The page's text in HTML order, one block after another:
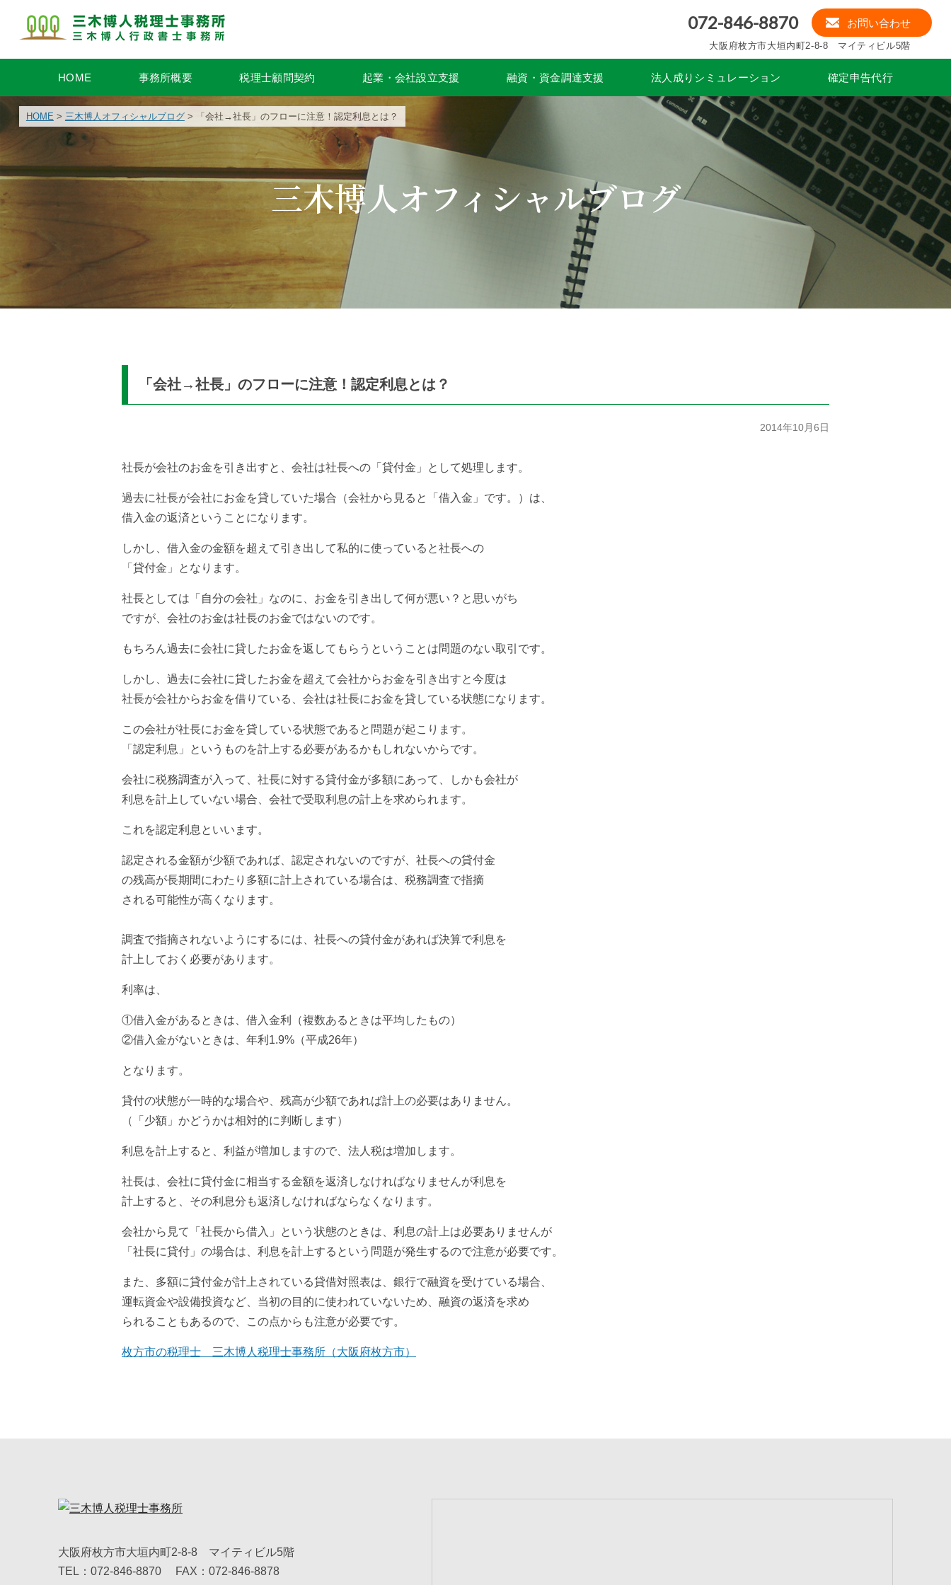
072-846-8870 お問い合わせ
大阪府枚方市大垣内町2-8-8 マイティビル5階
HOME 事務所概要 税理士顧問契約 起業・会社設立支援 融資・資金調達支援 法人成りシミュレーション 確定申告代行
HOME > 三木博人オフィシャルブログ> 「会社→社長」のフローに注意！認定利息とは？
三木博人オフィシャルブログ
「会社→社長」のフローに注意！認定利息とは？
2014年10月6日
社長が会社のお金を引き出すと、会社は社長への「貸付金」として処理します。
過去に社長が会社にお金を貸していた場合（会社から見ると「借入金」 です。）は、
借入金の返済ということになります。
しかし、借入金の金額を超えて引き出して私的に使っていると社長への
「貸付金」となります。
社長としては「自分の会社」なのに、お金を引き出して何が悪い？と 思いがち
ですが、会社のお金は社長のお金ではないのです。
もちろん過去に会社に貸したお金を返してもらうということは問題のない取引です。
しかし、過去に会社に貸したお金を超えて会社からお金を引き出すと今度は
社長が会社からお金を借りている、会社は社長にお金を貸している状態になります。
この会社が社長にお金を貸している状態であると問題が起こります。
「認定利息」というものを計上する必要があるかもしれないからです。
会社に税務調査が入って、社長に対する貸付金が多額にあって、しかも会社が
利息を計上していない場合、会社で受取利息の計上を求められます。
これを認定利息といいます。
認定される金額が少額であれば、認定されないのですが、社長への貸付金
の残高が長期間にわたり多額に計上されている場合は、税務調査で指摘
される可能性が高くなります。
調査で指摘されないようにするには、社長への貸付金があれば決算で利息を
計上しておく必要があります。
利率は、
①借入金があるときは、借入金利（複数あるときは平均したもの）
②借入金がないときは、年利1.9%（平成26年）
となります。
貸付の状態が一時的な場合や、残高が少額であれば計上の必要はありません。
（「少額」かどうかは相対的に判断します）
利息を計上すると、利益が増加しますので、法人税は増加します。
社長は、会社に貸付金に相当する金額を返済しなければなりませんが利息を
計上すると、その利息分も返済しなければならなくなります。
会社から見て「社長から借入」という状態のときは、利息の計上は必要ありませんが
「社長に貸付」の場合は、利息を計上するという 問題が発生するので注意が必要です。
また、多額に貸付金が計上されている貸借対照表は、銀行で融資を受けている場合、
運転資金や設備投資など、当初の目的に使われていないため、融資の返済を求め
られることもあるので、この点からも注意が必要です。
枚方市の税理士 三木博人税理士事務所（大阪府枚方市）
大阪府枚方市大垣内町2-8-8 マイティビル5階
TEL：072-846-8870
FAX：072-846-8878